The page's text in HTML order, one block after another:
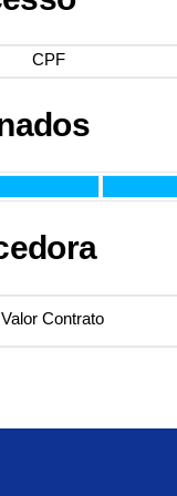
CPF
Valor Contrato